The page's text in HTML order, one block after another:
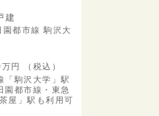
建
園都市線 駒沢大
万円 （税込）
「駒沢大学」駅
園都市線・東急
屋」駅も利用可